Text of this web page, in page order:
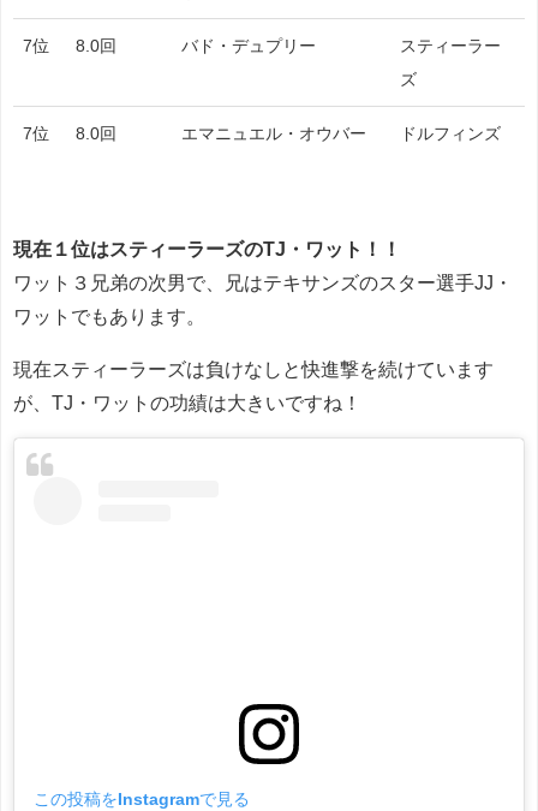
7位 8.0回 バド・デュプリー
スティーラー
ズ
7位 8.0回 エマニュエル・オウバー ドルフィンズ
現在１位はスティーラーズのTJ・ワット！！
ワット３兄弟の次男で、兄はテキサンズのスター選手JJ・
ワットでもあります。
現在スティーラーズは負けなしと快進撃を続けています
が、TJ・ワットの功績は大きいですね！
この投稿をInstagramで見る